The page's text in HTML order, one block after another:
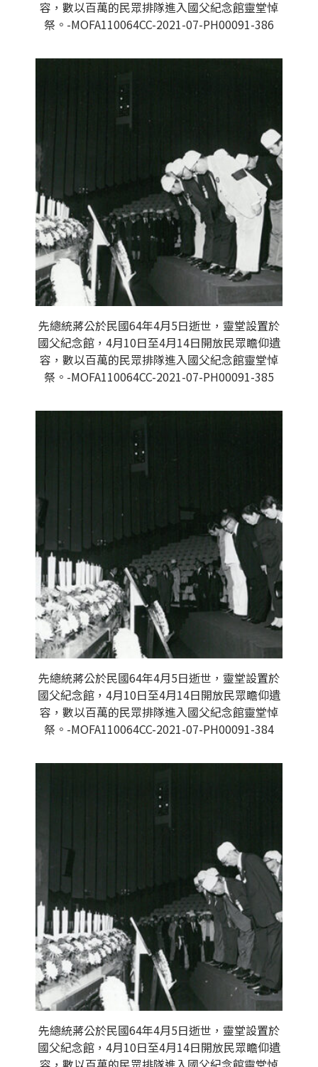
容，數以百萬的民眾排隊進入國父紀念館靈堂悼
祭。-MOFA110064CC-2021-07-PH00091-386
先總統蔣公於民國64年4月5日逝世，靈堂設置於
國父紀念館，4月10日至4月14日開放民眾瞻仰遺
容，數以百萬的民眾排隊進入國父紀念館靈堂悼
祭。-MOFA110064CC-2021-07-PH00091-385
先總統蔣公於民國64年4月5日逝世，靈堂設置於
國父紀念館，4月10日至4月14日開放民眾瞻仰遺
容，數以百萬的民眾排隊進入國父紀念館靈堂悼
祭。-MOFA110064CC-2021-07-PH00091-384
先總統蔣公於民國64年4月5日逝世，靈堂設置於
國父紀念館，4月10日至4月14日開放民眾瞻仰遺